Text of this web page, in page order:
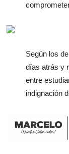
Según los
días atrás y
entre
indignación